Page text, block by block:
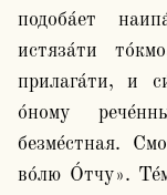
подоба́ет
истяза́ти
прилага́ти, и
о́ному
безме́стная.
во́лю О́тчу».